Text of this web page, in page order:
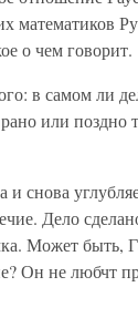
математиков
о чем говорит.
в самом ли
или поздно
снова
Дело
Может быть,
Он не любчт